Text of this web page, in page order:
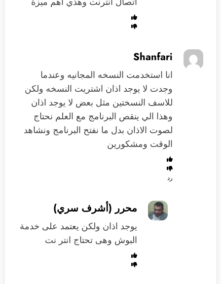
Shanfari
انا استخدمت النسخه المجانيه وعندما
وجدت لا يوجد اذان اشتريت النسخه ولكن
للاسف النسختين مثل بعض لا يوجد اذان
وهذا الي ينقص البرنامج مع العلم نحتاج
لصوت الاذان بدل ما نفتح البرنامج ونشاهد
الوقت ومشكورين
رد
محرر (أشرف سري)
يوجد اذان ولكن يعتمد على خدمة
البوش وهى تحتاج انتر نت